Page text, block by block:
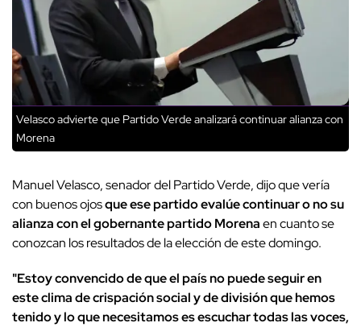
Velasco advierte que Partido Verde analizará continuar alianza con
Morena
Manuel Velasco, senador del Partido Verde, dijo que vería
con buenos ojosque ese partido evalúe continuar o no su
alianza con el gobernante partido Morenaen cuanto se
conozcan los resultados de la elección de este domingo.
"Estoy convencido de que el país no puede seguir en
este clima de crispación social y de división que hemos
tenido y lo que necesitamos es escuchar todas las voces,